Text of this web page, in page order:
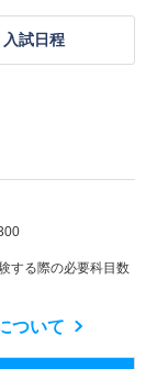
入試日程
する際の必要科目数
ついて